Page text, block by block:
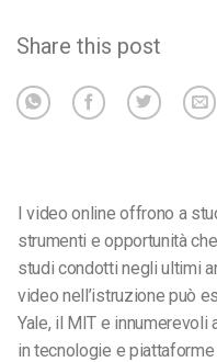
Share this post
I video online offrono a
strumenti e opportunità
studi condotti negli ultimi
video nell’istruzione può
Yale, il MIT e
in tecnologie e